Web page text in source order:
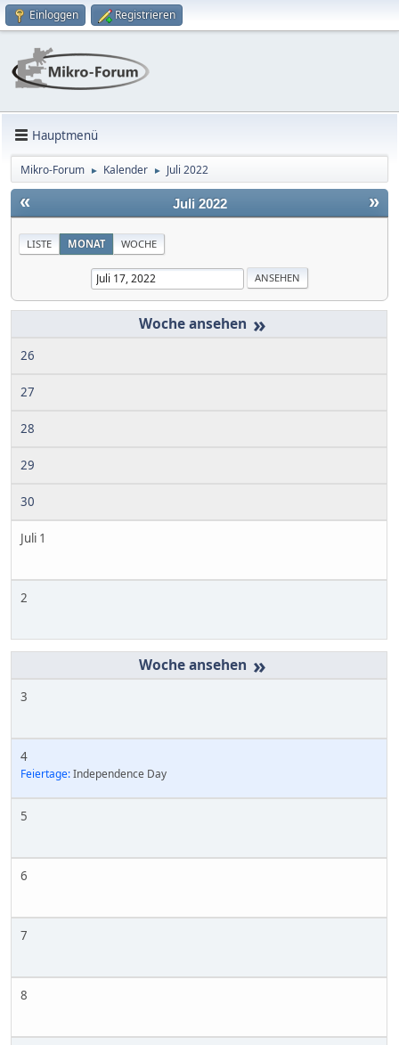
Einloggen Registrieren
Hauptmenü
Mikro-Forum ► Kalender ► Juli 2022
« »
Juli 2022
LISTE MONAT WOCHE
»
26
27
28
29
30
Juli 1
2
»
3
4
Feiertage:Independence Day
5
6
7
8